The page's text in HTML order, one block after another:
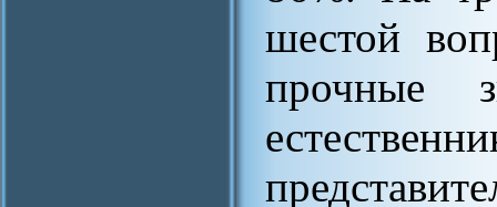
шестой
прочные